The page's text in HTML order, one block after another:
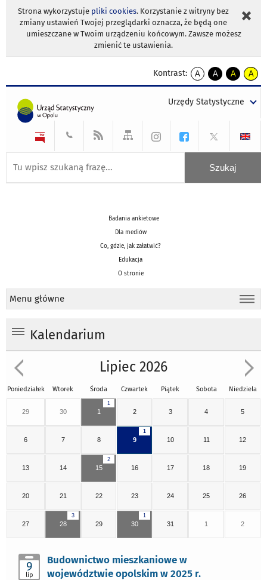
Strona wykorzystuje pliki cookies. Korzystanie z witryny bez
zmiany ustawień Twojej przeglądarki oznacza, że będą one
umieszczane w Twoim urządzeniu końcowym. Zawsze możesz
zmienić te ustawienia.
Kontrast:
A
kontrast
A
kontrast
tekst
czarnym
A
kontrast
tekst
czarnym
A
tekst
żółtym
Urzędy Statystyczne
Badania ankietowe
Dla mediów
Co, gdzie, jak załatwić?
Edukacja
O stronie
Menu główne
Kalendarium
Lipiec 2026
Poniedziałek Wtorek Środa Czwartek Piątek Sobota Niedziela
29 30
1
1 2 3 4 5
6 7 8
1
9 10 11 12
13 14
2
15 16 17 18 19
20 21 22 23 24 25 26
27
3
28 29
1
30 31 1 2
9
lip
Budownictwo mieszkaniowe w
województwie opolskim w 2025 r.